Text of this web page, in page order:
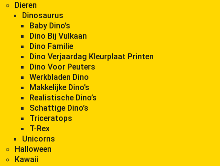
Dieren
Dinosaurus
Baby Dino’s
Dino Bij Vulkaan
Dino Familie
Dino Verjaardag Kleurplaat Printen
Dino Voor Peuters
Werkbladen Dino
Makkelijke Dino’s
Realistische Dino’s
Schattige Dino’s
Triceratops
T-Rex
Unicorns
Halloween
Kawaii